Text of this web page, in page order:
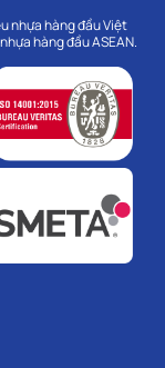
nhựa hàng đầu Việt
hàng đầu ASEAN.